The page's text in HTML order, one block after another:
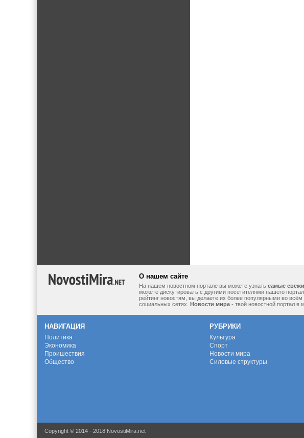
О нашем сайте
На нашем новостном портале вы можете узнать самые
можете дискутировать с другими посетителями нашего
рейтинг новостям, вы делаете их более популярными во
социальных сетях. Новости мира - твой новостной портал в
НАВИГАЦИЯ
Политика
Экономика
Проишествия
Общество
РУБРИКИ
Культура
Спорт
Новости мира
Силовые структуры
Copyright © 2014 - 2018 NovostiMira.net